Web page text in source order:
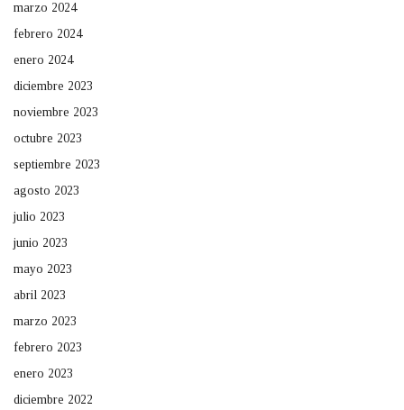
marzo 2024
febrero 2024
enero 2024
diciembre 2023
noviembre 2023
octubre 2023
septiembre 2023
agosto 2023
julio 2023
junio 2023
mayo 2023
abril 2023
marzo 2023
febrero 2023
enero 2023
diciembre 2022